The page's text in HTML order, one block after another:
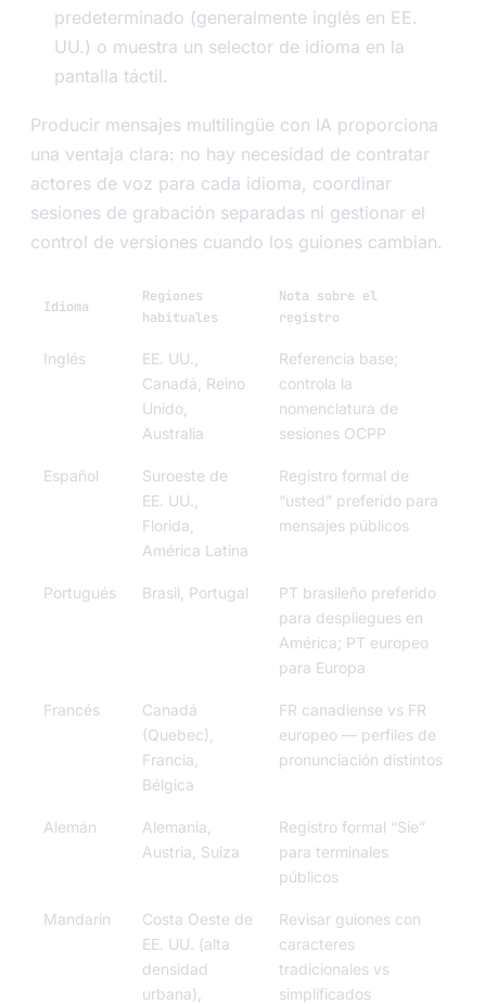
predeterminado (generalmente inglés en EE.
UU.) o muestra un selector de idioma en la
pantalla táctil.
Producir mensajes multilingüe con IA proporciona
una ventaja clara: no hay necesidad de contratar
actores de voz para cada idioma, coordinar
sesiones de grabación separadas ni gestionar el
control de versiones cuando los guiones cambian.
Idioma
Regiones
habituales
Nota sobre el
registro
Inglés
EE. UU.,
Canadá, Reino
Unido,
Australia
Referencia base;
controla la
nomenclatura de
sesiones OCPP
Español
Suroeste de
EE. UU.,
Florida,
América Latina
Registro formal de
“usted” preferido para
mensajes públicos
Portugués Brasil, Portugal
PT brasileño preferido
para despliegues en
América; PT europeo
para Europa
Francés
Canadá
(Quebec),
Francia,
Bélgica
FR canadiense vs FR
europeo — perfiles de
pronunciación distintos
Alemán
Alemania,
Austria, Suiza
Registro formal “Sie”
para terminales
públicos
Mandarín
Costa Oeste de
EE. UU. (alta
densidad
urbana),
Revisar guiones con
caracteres
tradicionales vs
simplificados